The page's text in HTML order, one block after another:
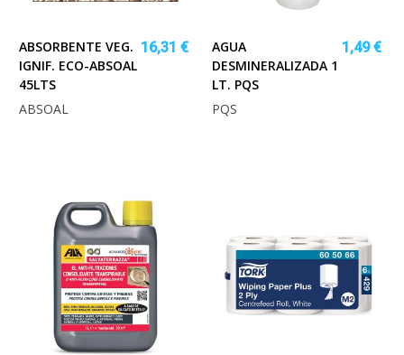
ABSORBENTE VEG.
IGNIF. ECO-ABSOAL
45LTS
16,31 €
ABSOAL
AGUA
DESMINERALIZADA 1
LT. PQS
1,49 €
PQS